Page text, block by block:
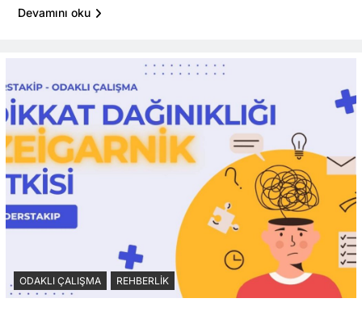
Devamını oku
ODAKLI ÇALIŞMA REHBERLIK